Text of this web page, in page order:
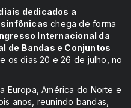
dedicados a
sinfônicas chega de forma
Internacional da
de Bandas e Conjuntos
os dias 20 e 26 de julho, no
Europa, América do Norte e
anos, reunindo bandas,